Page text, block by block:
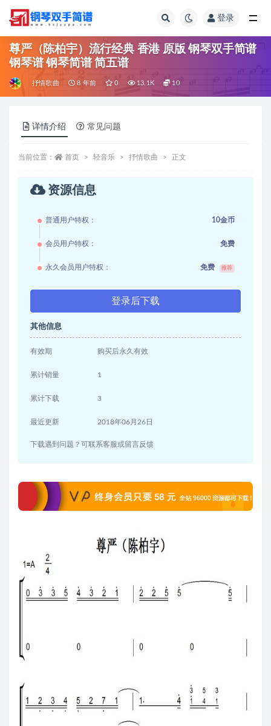
登录
尊严（陈柏宇）流行经典 香港 原版 钢琴双手简谱
钢琴谱 钢琴简谱 简五谱
抒情歌曲 8 年前 0 13.1K 10
详情介绍 常见问题
当前位置： 首页 轻音乐 抒情歌曲 正文
资源信息
普通用户特权： 10金币
会员用户特权： 免费
永久会员用户特权： 免费 推荐
登录后下载
其他信息
有效期 购买后永久有效
累计销量 1
累计下载 3
最近更新 2018年06月26日
下载遇到问题？可联系客服或留言反馈